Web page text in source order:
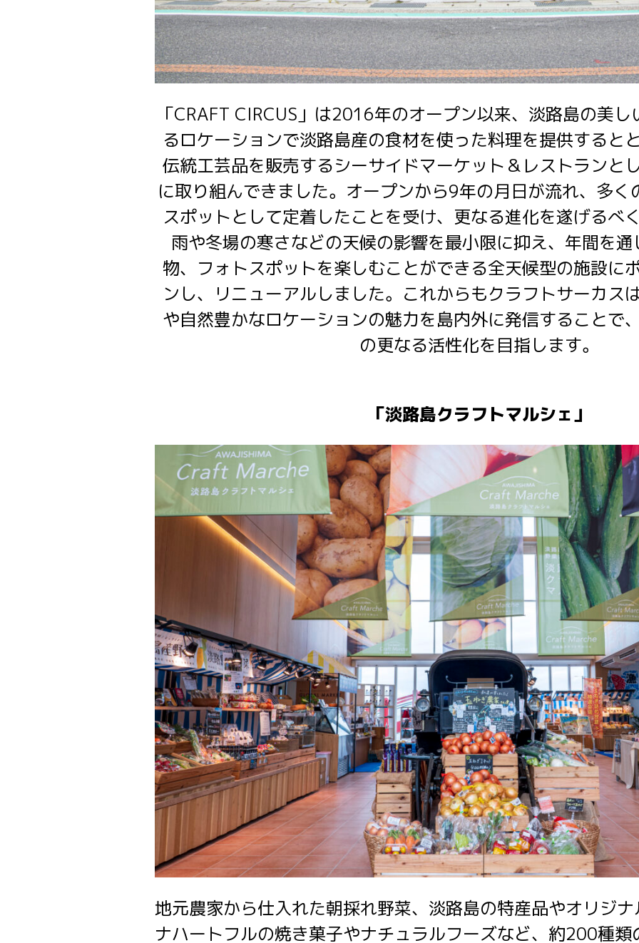
「CRAFT CIRCUS」は2016年のオープン以来、淡路島の美
るロケーションで淡路島産の食材を使った料理を提供すると
伝統工芸品を販売するシーサイドマーケット＆レストランと
に取り組んできました。オープンから9年の月日が流れ、多く
スポットとして定着したことを受け、更なる進化を遂げるべ
雨や冬場の寒さなどの天候の影響を最小限に抑え、年間を
物、フォトスポットを楽しむことができる全天候型の施設に
ンし、リニューアルしました。これからもクラフトサーカス
や自然豊かなロケーションの魅力を島内外に発信することで
の更なる活性化を目指します。
「淡路島クラフトマルシェ」
地元農家から仕入れた朝採れ野菜、淡路島の特産品やオリジ
ナハートフルの焼き菓子やナチュラルフーズなど、約200種類